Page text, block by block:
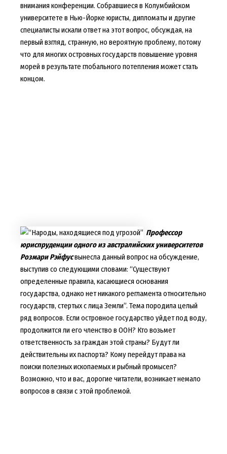
внимания конференции. Собравшиеся в Колумбийском
университете в Нью-Йорке юристы, дипломаты и другие
специалисты искали ответ на этот вопрос, обсуждая, на
первый взгляд, странную, но вероятную проблему, потому
что для многих островных государств повышение уровня
морей в результате глобального потепления может стать
концом.
Профессор
юриспруденции одного из австралийских университетов
Розмари Рэйфусвынесла данный вопрос на обсуждение,
выступив со следующими словами: “Существуют
определенные правила, касающиеся основания
государства, однако нет никакого регламента относительно
государств, стертых с лица Земли”. Тема породила целый
ряд вопросов. Если островное государство уйдет под воду,
продолжится ли его членство в ООН? Кто возьмет
ответственность за граждан этой страны? Будут ли
действительны их паспорта? Кому перейдут права на
поиски полезных ископаемых и рыбный промысел?
Возможно, что и вас, дорогие читатели, возникает немало
вопросов в связи с этой проблемой.